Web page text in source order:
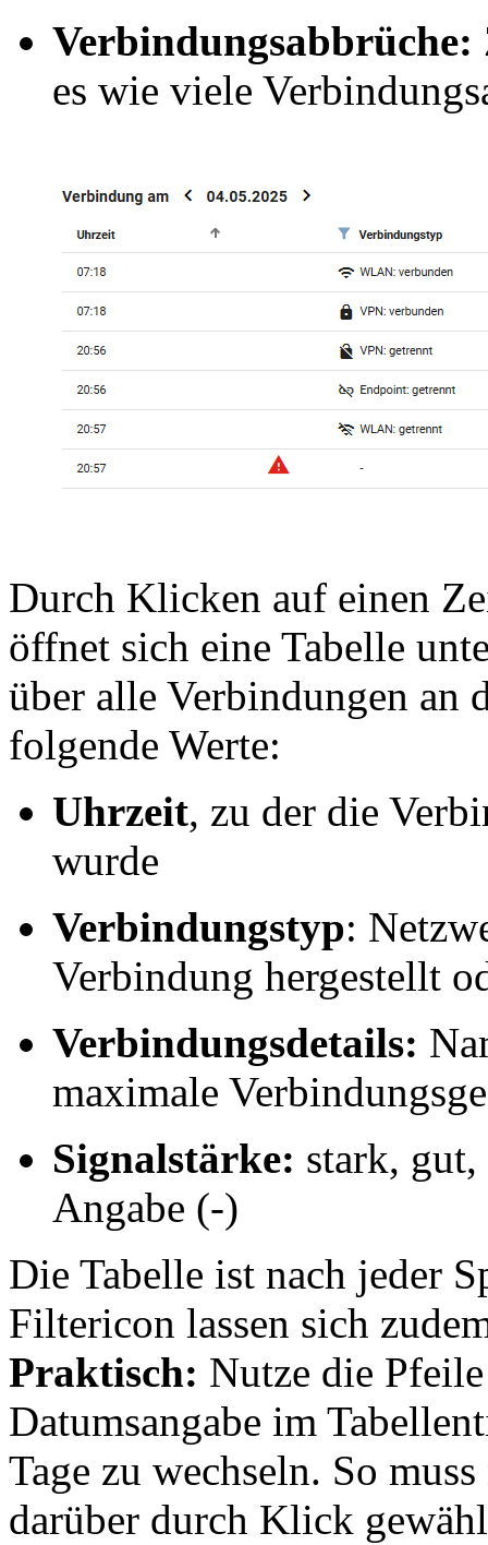
Verbindungsabbrüche:
es wie viele
Durch Klicken auf einen
öffnet sich eine Tabelle
über alle Verbindungen an
folgende Werte:
Uhrzeit, zu der die
wurde
Verbindungstyp:
Verbindung hergestellt
Verbindungsdetails:
maximale
Signalstärke: stark,
Angabe (-)
Die Tabelle ist nach jeder
Filtericon lassen sich
Praktisch: Nutze die
Datumsangabe im
Tage zu wechseln. So
darüber durch Klick